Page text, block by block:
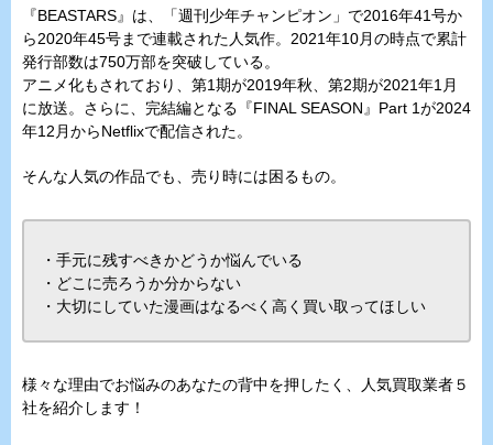
『BEASTARS』は、「週刊少年チャンピオン」で2016年41号か
ら2020年45号まで連載された人気作。2021年10月の時点で累計
発行部数は750万部を突破している。
アニメ化もされており、第1期が2019年秋、第2期が2021年1月
に放送。さらに、完結編となる『FINAL SEASON』Part 1が2024
年12月からNetflixで配信された。
そんな人気の作品でも、売り時には困るもの。
・手元に残すべきかどうか悩んでいる
・どこに売ろうか分からない
・大切にしていた漫画はなるべく高く買い取ってほしい
様々な理由でお悩みのあなたの背中を押したく、人気買取業者５
社を紹介します！